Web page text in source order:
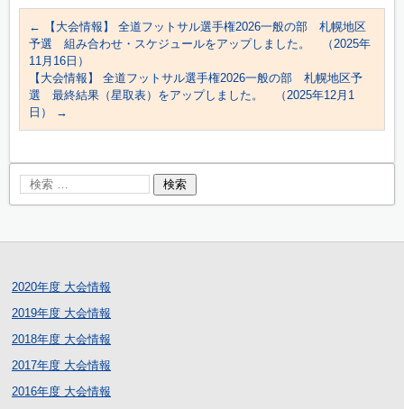
←
【大会情報】 全道フットサル選手権2026一般の部 札幌地区
予選 組み合わせ・スケジュールをアップしました。 （2025年
11月16日）
【大会情報】 全道フットサル選手権2026一般の部 札幌地区予
選 最終結果（星取表）をアップしました。 （2025年12月1
日）
→
2020年度 大会情報
2019年度 大会情報
2018年度 大会情報
2017年度 大会情報
2016年度 大会情報